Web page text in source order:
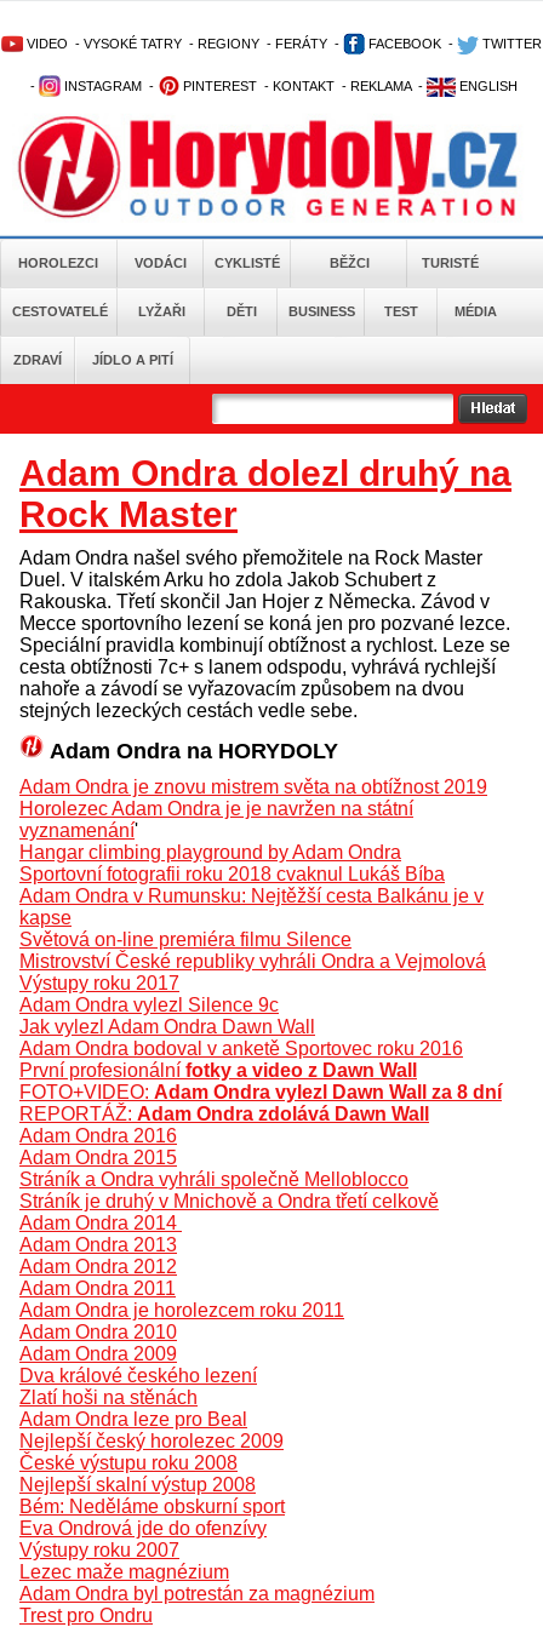
VIDEO - VYSOKÉ TATRY - REGIONY - FERÁTY - FACEBOOK - TWITTER
- INSTAGRAM - PINTEREST - KONTAKT - REKLAMA - ENGLISH
HOROLEZCI VODÁCI CYKLISTÉ BĚŽCI TURISTÉ
CESTOVATELÉ LYŽAŘI DĚTI BUSINESS TEST MÉDIA
ZDRAVÍ JÍDLO A PITÍ
Adam Ondra dolezl druhý na
Rock Master
Adam Ondra našel svého přemožitele na Rock Master
Duel. V italském Arku ho zdola Jakob Schubert z
Rakouska. Třetí skončil Jan Hojer z Německa. Závod v
Mecce sportovního lezení se koná jen pro pozvané lezce.
Speciální pravidla kombinují obtížnost a rychlost. Leze se
cesta obtížnosti 7c+ s lanem odspodu, vyhrává rychlejší
nahoře a závodí se vyřazovacím způsobem na dvou
stejných lezeckých cestách vedle sebe.
Adam Ondra na HORYDOLY
Adam Ondra je znovu mistrem světa na obtížnost 2019
Horolezec Adam Ondra je je navržen na státní
vyznamenání'
Hangar climbing playground by Adam Ondra
Sportovní fotografii roku 2018 cvaknul Lukáš Bíba
Adam Ondra v Rumunsku: Nejtěžší cesta Balkánu je v
kapse
Světová on-line premiéra filmu Silence
Mistrovství České republiky vyhráli Ondra a Vejmolová
Výstupy roku 2017
Adam Ondra vylezl Silence 9c
Jak vylezl Adam Ondra Dawn Wall
Adam Ondra bodoval v anketě Sportovec roku 2016
První profesionální fotky a video z Dawn Wall
FOTO+VIDEO: Adam Ondra vylezl Dawn Wall za 8 dní
REPORTÁŽ: Adam Ondra zdolává Dawn Wall
Adam Ondra 2016
Adam Ondra 2015
Stráník a Ondra vyhráli společně Melloblocco
Stráník je druhý v Mnichově a Ondra třetí celkově
Adam Ondra 2014
Adam Ondra 2013
Adam Ondra 2012
Adam Ondra 2011
Adam Ondra je horolezcem roku 2011
Adam Ondra 2010
Adam Ondra 2009
Dva králové českého lezení
Zlatí hoši na stěnách
Adam Ondra leze pro Beal
Nejlepší český horolezec 2009
České výstupu roku 2008
Nejlepší skalní výstup 2008
Bém: Neděláme obskurní sport
Eva Ondrová jde do ofenzívy
Výstupy roku 2007
Lezec maže magnézium
Adam Ondra byl potrestán za magnézium
Trest pro Ondru